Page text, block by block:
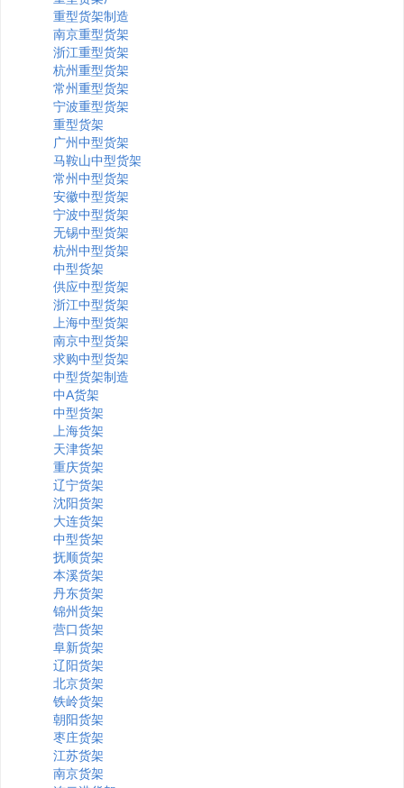
重型货架制造
南京重型货架
浙江重型货架
杭州重型货架
常州重型货架
宁波重型货架
重型货架
广州中型货架
马鞍山中型货架
常州中型货架
安徽中型货架
宁波中型货架
无锡中型货架
杭州中型货架
中型货架
供应中型货架
浙江中型货架
上海中型货架
南京中型货架
求购中型货架
中型货架制造
中A货架
中型货架
上海货架
天津货架
重庆货架
辽宁货架
沈阳货架
大连货架
中型货架
抚顺货架
本溪货架
丹东货架
锦州货架
营口货架
阜新货架
辽阳货架
北京货架
铁岭货架
朝阳货架
枣庄货架
江苏货架
南京货架